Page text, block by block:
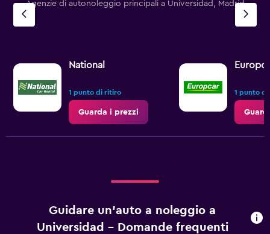
Agenzie di autonoleggio principali a Universidad, Madrid
National
1 punto di ritiro
Guarda i prezzi
1 punto
Guidare un'auto a noleggio a
Universidad - Domande frequenti